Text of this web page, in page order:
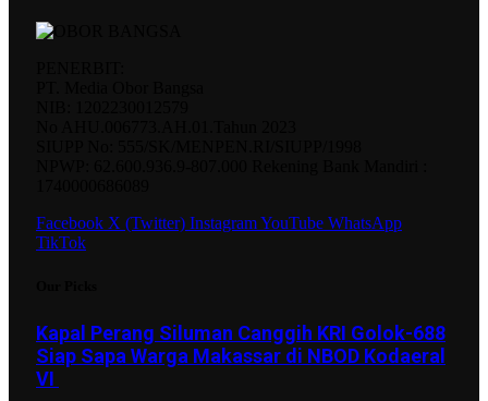
Facebook X (Twitter) InstagramYouTube WhatsApp
TikTok
Kapal Perang Siluman Canggih KRI Golok-688
Siap Sapa Warga Makassar di NBOD Kodaeral
VI